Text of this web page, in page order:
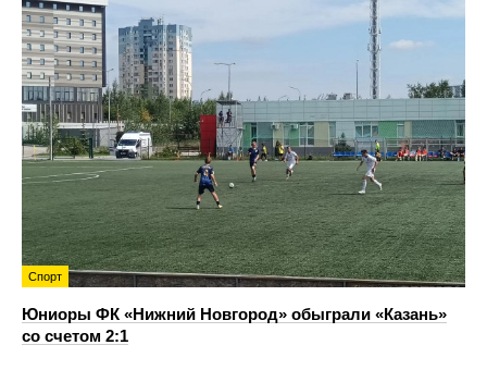
Спорт
Юниоры ФК «Нижний Новгород» обыграли «Казань»
со счетом 2:1